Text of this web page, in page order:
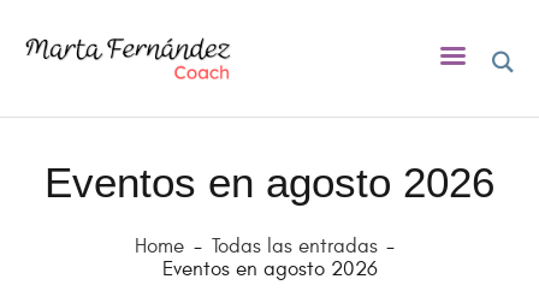
Eventos en agosto 2026
Home
Todas las entradas
Eventos en agosto 2026
INICIO
SOBRE MÍ
COACHING